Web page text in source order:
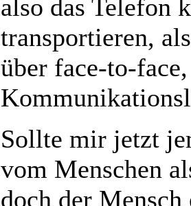
also das Telefon
transportieren,
über face-to-
Sollte mir jetzt
vom Menschen
doch der